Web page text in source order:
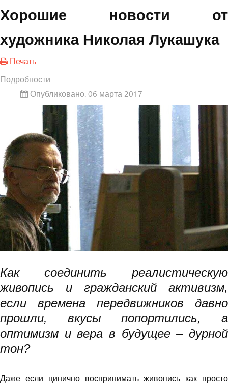
Хорошие новости от
художника Николая Лукашука
Печать
Подробности
Опубликовано: 06 марта 2017
Как соединить реалистическую
живопись и гражданский активизм,
если времена передвижников давно
прошли, вкусы попортились, а
оптимизм и вера в будущее – дурной
тон?
Даже если цинично воспринимать живопись как просто